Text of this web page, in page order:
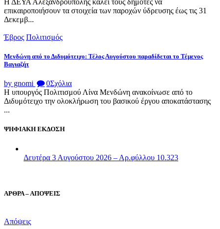
Η ΔΕΥΑ Αλεξανδρούπολης καλεί τους δημότες να
επικαιροποιήσουν τα στοιχεία των παροχών ύδρευσης έως τις 31
Δεκεμβ...
Έβρος Πολιτισμός
Μενδώνη από το Διδυμότειχο: Τέλος Αυγούστου παραδίδεται το Τέμενος
Βαγιαζήτ
by gnomi 0Σχόλια
Η υπουργός Πολιτισμού Λίνα Μενδώνη ανακοίνωσε από το
Διδυμότειχο την ολοκλήρωση του βασικού έργου αποκατάστασης
...
ΨΗΦΙΑΚΗ ΕΚΔΟΣΗ
Δευτέρα 3 Αυγούστου 2026 – Αρ.φύλλου 10.323
ΑΡΘΡΑ – ΑΠΟΨΕΙΣ
Απόψεις